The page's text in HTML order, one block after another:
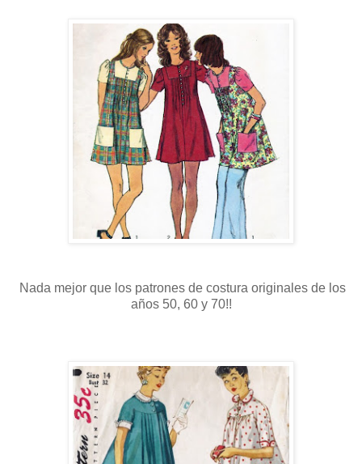
Nada mejor que los patrones de costura originales de los
años 50, 60 y 70!!